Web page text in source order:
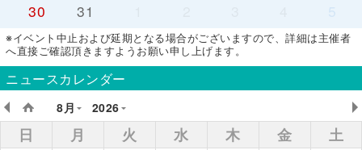
30
31 5
※イベント中止および延期となる場合がございますので、詳細は主催者
へ直接ご確認頂きますようお願い申し上げます。
ニュースカレンダー
8月
2026
日 月 火 水 木 金
土